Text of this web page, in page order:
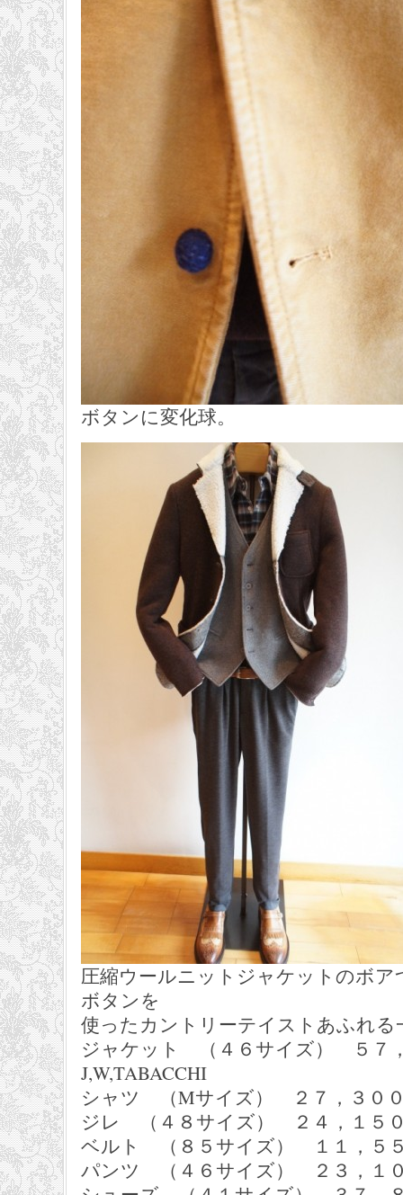
ボタンに変化球。
圧縮ウールニットジャケットのボ
ボタンを
使ったカントリーテイストあふれる
ジャケット （４６サイズ） ５７
J,W,TABACCHI
シャツ （Mサイズ） ２７，３０
ジレ （４８サイズ） ２４，１５
ベルト （８５サイズ） １１，５
パンツ （４６サイズ） ２３，１